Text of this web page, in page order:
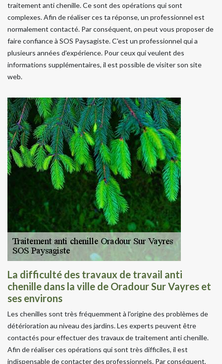
traitement anti chenille. Ce sont des opérations qui sont
complexes. Afin de réaliser ces ta réponse, un professionnel est
normalement contacté. Par conséquent, on peut vous proposer de
faire confiance à SOS Paysagiste. C'est un professionnel qui a
plusieurs années d'expérience. Pour ceux qui veulent des
informations supplémentaires, il est possible de visiter son site
web.
La difficulté des travaux de travail anti
chenille dans la ville de Oradour Sur Vayres et
ses environs
Les chenilles sont très fréquemment à l'origine des problèmes de
détérioration au niveau des jardins. Les experts peuvent être
contactés pour effectuer des travaux de traitement anti chenille.
Afin de réaliser ces opérations qui sont très difficiles, il est
indispensable de contacter des professionnels. Par conséquent,